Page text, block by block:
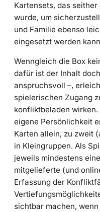
Kartensets, das
wurde, um
und Familie ebenso
eingesetzt werden
Wenngleich die Box
dafür ist der Inhalt
anspruchsvoll –,
spielerischen Zugang
konfliktbeladen
eigene Persönlichkeit
Karten allein, zu zweit
in Kleingruppen. Als
jeweils mindestens
mitgelieferte (und
Erfassung der
sichtbar machen,